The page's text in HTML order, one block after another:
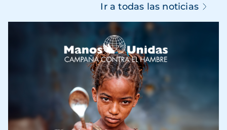
Ir a todas las noticias